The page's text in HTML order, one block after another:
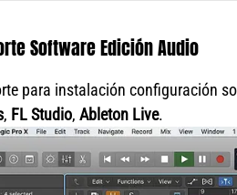
Software Edición Audio
para instalación configuración
, FL Studio, Ableton Live.